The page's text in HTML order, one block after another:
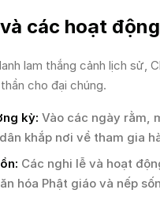
các hoạt
lam thắng cảnh lịch sử,
cho đại chúng.
kỳ: Vào các ngày rằm,
khắp nơi về tham gia
Các nghi lễ và hoạt
hóa Phật giáo và nếp